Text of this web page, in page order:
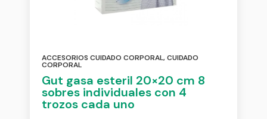
ACCESORIOS CUIDADO CORPORAL,CUIDADO
CORPORAL
Gut gasa esteril 20×20 cm 8
sobres individuales con 4
trozos cada uno